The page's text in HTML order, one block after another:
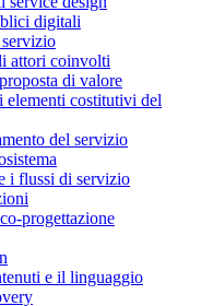
digitali
attori coinvolti
di valore
elementi costitutivi del
del servizio
i flussi di servizio
progettazione
e il linguaggio